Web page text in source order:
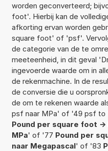
worden geconverteerd;
foot'. Hierbij kan de
afkorting ervan worden
square foot' of 'psf'.
de categorie van de te
meeteenheid, in dit geval
ingevoerde waarde om in
de rekenmachine. In de
de conversie die u
de om te rekenen waarde
psf naar MPa' of '49 psf
Pound per square foot -
MPa' of '77 Pound per
naar Megapascal' of '83